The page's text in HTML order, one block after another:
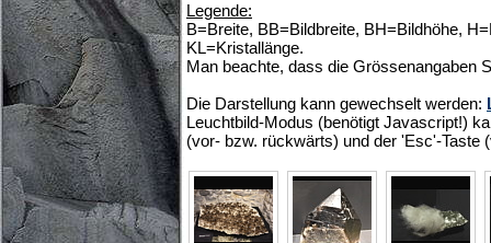
Legende:
B=Breite, BB=Bildbreite, BH=Bildhöhe,
KL=Kristallänge.
Man beachte, dass die Grössenangaben
Die Darstellung kann gewechselt werden:
Leuchtbild-Modus (benötigt Javascript!)
(vor- bzw. rückwärts) und der 'Esc'-Taste